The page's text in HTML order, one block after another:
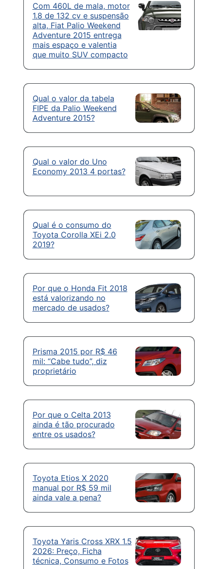
Com 460L de mala, motor
1.8 de 132 cv e suspensão
alta, Fiat Palio Weekend
Adventure 2015 entrega
mais espaço e valentia
que muito SUV compacto
Qual o valor da tabela
FIPE da Palio Weekend
Adventure 2015?
Qual o valor do Uno
Economy 2013 4 portas?
Qual é o consumo do
Toyota Corolla XEi 2.0
2019?
Por que o Honda Fit 2018
está valorizando no
mercado de usados?
Prisma 2015 por R$ 46
mil: “Cabe tudo”, diz
proprietário
Por que o Celta 2013
ainda é tão procurado
entre os usados?
Toyota Etios X 2020
manual por R$ 59 mil
ainda vale a pena?
Toyota Yaris Cross XRX 1.5
2026: Preço, Ficha
técnica, Consumo e Fotos